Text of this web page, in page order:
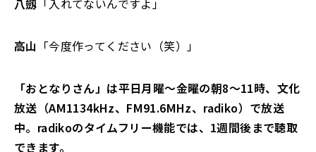
八劔 「入れてないんですよ」
高山 「今度作ってください（笑）」
「おとなりさん」は平日月曜～金曜の朝8～11時、文化
放送（AM1134kHz、FM91.6MHz、radiko）で放送
中。radikoのタイムフリー機能では、1週間後まで聴取
できます。